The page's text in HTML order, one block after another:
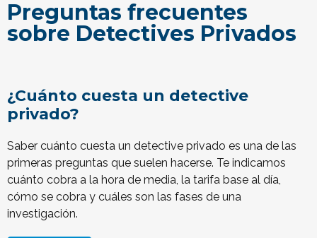
Preguntas frecuentes
sobre Detectives Privados
¿Cuánto cuesta un detective
privado?
Saber cuánto cuesta un detective privado es una de las
primeras preguntas que suelen hacerse. Te indicamos
cuánto cobra a la hora de media, la tarifa base al día,
cómo se cobra y cuáles son las fases de una
investigación.